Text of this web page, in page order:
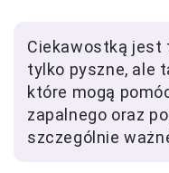
Ciekawostką jest
tylko pyszne, ale
które mogą
zapalnego oraz
szczególnie